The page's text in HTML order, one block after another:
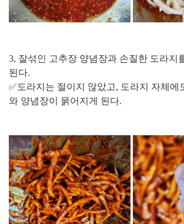
3, 잘섞인 고추장 양념장과 손질한 도라지
된다.
✅도라지는 절이지 않았고, 도라지 자체에
와 양념장이 묽어지게 된다.